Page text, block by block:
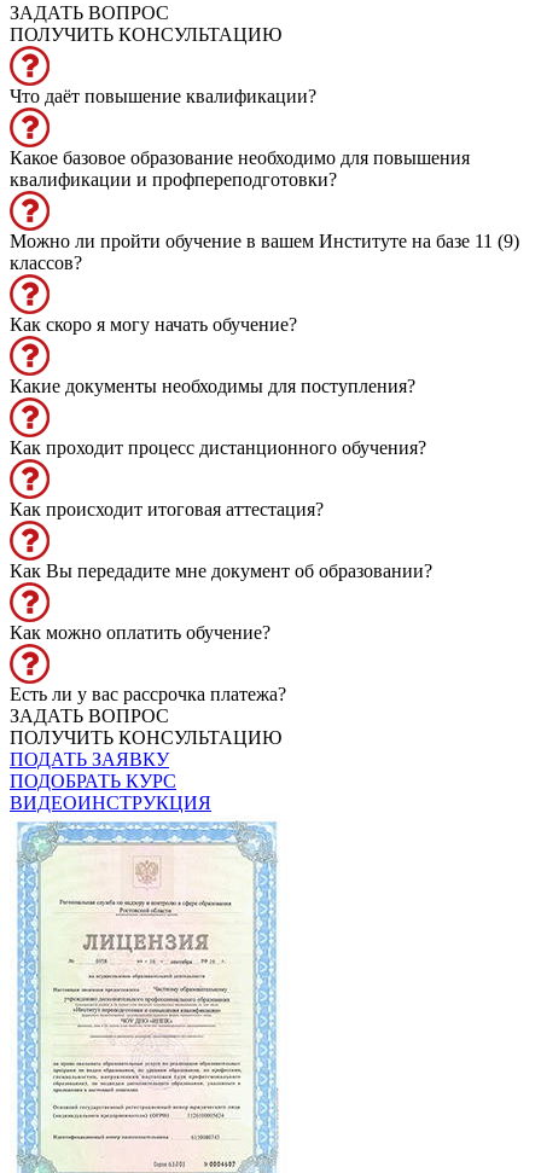
ЗАДАТЬ ВОПРОС
ПОЛУЧИТЬ КОНСУЛЬТАЦИЮ
Что даёт повышение квалификации?
Какое базовое образование необходимо для повышения
квалификации и профпереподготовки?
Можно ли пройти обучение в вашем Институте на базе 11 (9)
классов?
Как скоро я могу начать обучение?
Какие документы необходимы для поступления?
Как проходит процесс дистанционного обучения?
Как происходит итоговая аттестация?
Как Вы передадите мне документ об образовании?
Как можно оплатить обучение?
Есть ли у вас рассрочка платежа?
ЗАДАТЬ ВОПРОС
ПОЛУЧИТЬ КОНСУЛЬТАЦИЮ
ПОДАТЬ ЗАЯВКУ
ПОДОБРАТЬ КУРС
ВИДЕОИНСТРУКЦИЯ